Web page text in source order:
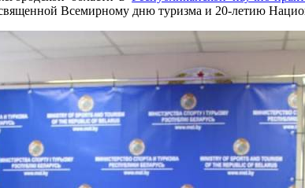
Всемирному дню туризма и 20-летию